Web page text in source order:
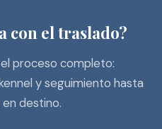
con el traslado?
proceso completo:
y seguimiento hasta
destino.